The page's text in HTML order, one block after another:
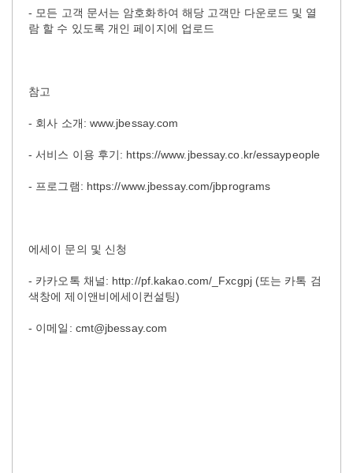
- 모든 고객 문서는 암호화하여 해당 고객만 다운로드 및 열
람 할 수 있도록 개인 페이지에 업로드
참고
- 회사 소개: www.jbessay.com
- 서비스 이용 후기: https://www.jbessay.co.kr/essaypeople
- 프로그램: https://www.jbessay.com/jbprograms
에세이 문의 및 신청
- 카카오톡 채널: http://pf.kakao.com/_Fxcgpj (또는 카톡 검
색창에 제이앤비에세이컨설팅)
- 이메일: cmt@jbessay.com